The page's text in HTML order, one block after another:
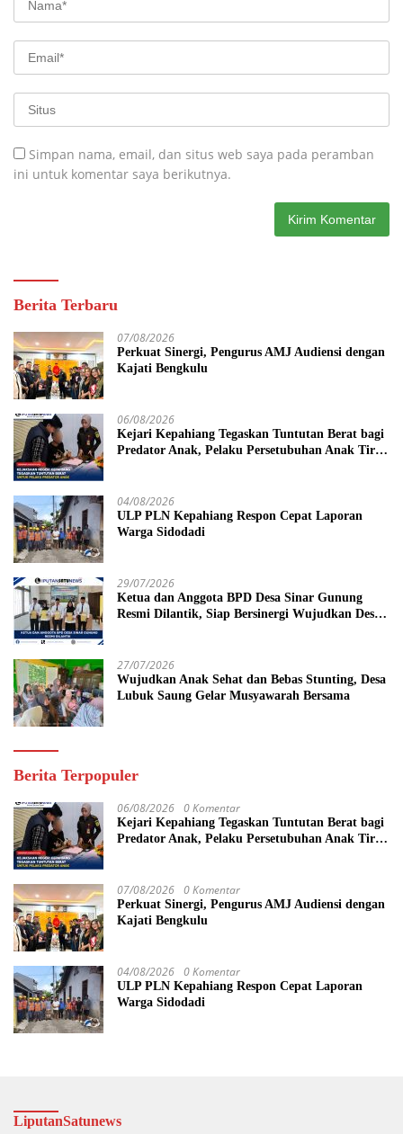
Simpan nama, email, dan situs web saya pada peramban
ini untuk komentar saya berikutnya.
Berita Terbaru
07/08/2026
Perkuat Sinergi, Pengurus AMJ Audiensi dengan
Kajati Bengkulu
06/08/2026
Kejari Kepahiang Tegaskan Tuntutan Berat bagi
Predator Anak, Pelaku Persetubuhan Anak Tiri
04/08/2026
ULP PLN Kepahiang Respon Cepat Laporan
Warga Sidodadi
29/07/2026
Ketua dan Anggota BPD Desa Sinar Gunung
Resmi Dilantik, Siap Bersinergi Wujudkan Desa
27/07/2026
Wujudkan Anak Sehat dan Bebas Stunting, Desa
Lubuk Saung Gelar Musyawarah Bersama
Berita Terpopuler
06/08/2026 0 Komentar
Kejari Kepahiang Tegaskan Tuntutan Berat bagi
Predator Anak, Pelaku Persetubuhan Anak Tiri
07/08/2026 0 Komentar
Perkuat Sinergi, Pengurus AMJ Audiensi dengan
Kajati Bengkulu
04/08/2026 0 Komentar
ULP PLN Kepahiang Respon Cepat Laporan
Warga Sidodadi
LiputanSatunews